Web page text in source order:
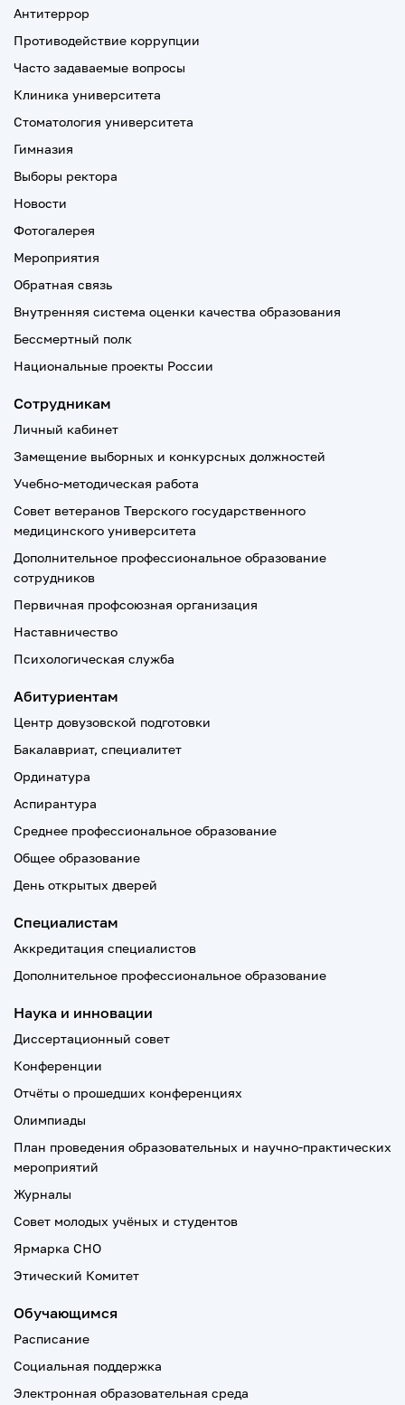
Антитеррор
Противодействие коррупции
Часто задаваемые вопросы
Клиника университета
Стоматология университета
Гимназия
Выборы ректора
Новости
Фотогалерея
Мероприятия
Обратная связь
Внутренняя система оценки качества образования
Бессмертный полк
Национальные проекты России
Сотрудникам
Личный кабинет
Замещение выборных и конкурсных должностей
Учебно-методическая работа
Совет ветеранов Тверского государственного
медицинского университета
Дополнительное профессиональное образование
сотрудников
Первичная профсоюзная организация
Наставничество
Психологическая служба
Абитуриентам
Центр довузовской подготовки
Бакалавриат, специалитет
Ординатура
Аспирантура
Среднее профессиональное образование
Общее образование
День открытых дверей
Специалистам
Аккредитация специалистов
Дополнительное профессиональное образование
Наука и инновации
Диссертационный совет
Конференции
Отчёты о прошедших конференциях
Олимпиады
План проведения образовательных и научно-практических
мероприятий
Журналы
Совет молодых учёных и студентов
Ярмарка СНО
Этический Комитет
Обучающимся
Расписание
Социальная поддержка
Электронная образовательная среда